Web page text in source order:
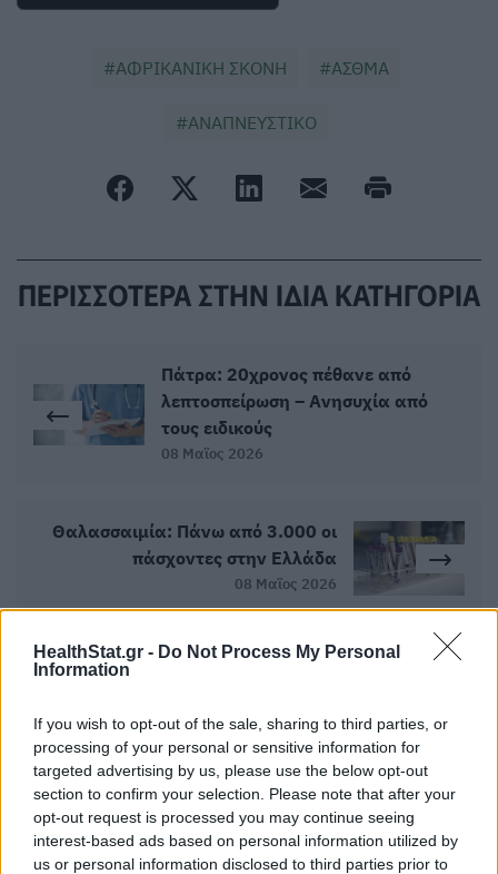
HealthStat.gr - Do Not Process My Personal
Information
If you wish to opt-out of the sale, sharing to third parties, or
processing of your personal or sensitive information for
targeted advertising by us, please use the below opt-out
section to confirm your selection. Please note that after your
opt-out request is processed you may continue seeing
interest-based ads based on personal information utilized by
us or personal information disclosed to third parties prior to
ΑΦΡΙΚΑΝΙΚΗ ΣΚΟΝΗ ΑΣΘΜΑ
ΑΝΑΠΝΕΥΣΤΙΚΟ
ΠΕΡΙΣΣΟΤΕΡΑ ΣΤΗΝ ΙΔΙΑ ΚΑΤΗΓΟΡΙΑ
Πάτρα: 20χρονος πέθανε από
λεπτοσπείρωση – Ανησυχία από
τους ειδικούς
08 Μαϊος 2026
Θαλασσαιμία: Πάνω από 3.000 οι
πάσχοντες στην Ελλάδα
08 Μαϊος 2026
ΣΧΕΤΙΚΑ ΑΡΘΡΑ